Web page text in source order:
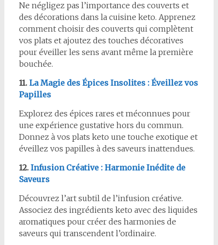
Ne négligez pas l’importance des couverts et
des décorations dans la cuisine keto. Apprenez
comment choisir des couverts qui complètent
vos plats et ajoutez des touches décoratives
pour éveiller les sens avant même la première
bouchée.
11. La Magie des Épices Insolites : Éveillez vos
Papilles
Explorez des épices rares et méconnues pour
une expérience gustative hors du commun.
Donnez à vos plats keto une touche exotique et
éveillez vos papilles à des saveurs inattendues.
12. Infusion Créative : Harmonie Inédite de
Saveurs
Découvrez l’art subtil de l’infusion créative.
Associez des ingrédients keto avec des liquides
aromatiques pour créer des harmonies de
saveurs qui transcendent l’ordinaire.